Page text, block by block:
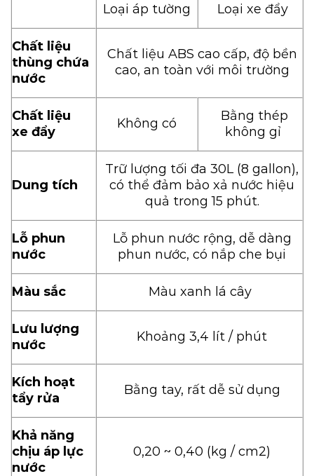
Loại áp tường Loại xe đẩy
Chất liệu
thùng chứa
nước
Chất liệu ABS cao cấp, độ bền
cao, an toàn với môi trường
Chất liệu
xe đẩy
Không có
Bằng thép
không gỉ
Dung tích
Trữ lượng tối đa 30L (8 gallon),
có thể đảm bảo xả nước hiệu
quả trong 15 phút.
Lỗ phun
nước
Lỗ phun nước rộng, dễ dàng
phun nước, có nắp che bụi
Màu sắc Màu xanh lá cây
Lưu lượng
nước
Khoảng 3,4 lít / phút
Kích hoạt
tẩy rửa
Bằng tay, rất dễ sử dụng
Khả năng
chịu áp lực
nước
0,20 ~ 0,40 (kg / cm2)